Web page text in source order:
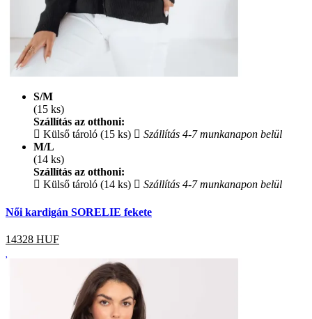
S/M
(15 ks)
Szállítás az otthoni:
Külső tároló (15 ks)
Szállítás 4-7 munkanapon belül
M/L
(14 ks)
Szállítás az otthoni:
Külső tároló (14 ks)
Szállítás 4-7 munkanapon belül
Női kardigán SORELIE fekete
14328 HUF